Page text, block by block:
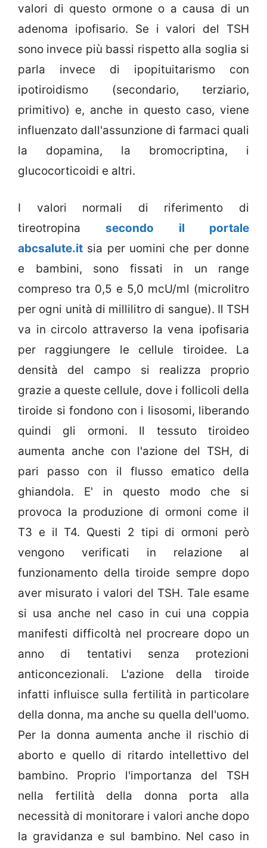
valori di questo ormone o a causa di un
adenoma ipofisario. Se i valori del TSH
sono invece più bassi rispetto alla soglia si
parla invece di ipopituitarismo con
ipotiroidismo (secondario, terziario,
primitivo) e, anche in questo caso, viene
influenzato dall'assunzione di farmaci quali
la dopamina, la bromocriptina, i
glucocorticoidi e altri.
I valori normali di riferimento di
tireotropinasecondo il portale
abcsalute.it sia per uomini che per donne
e bambini, sono fissati in un range
compreso tra 0,5 e 5,0 mcU/ml (microlitro
per ogni unità di millilitro di sangue). Il TSH
va in circolo attraverso la vena ipofisaria
per raggiungere le cellule tiroidee. La
densità del campo si realizza proprio
grazie a queste cellule, dove i follicoli della
tiroide si fondono con i lisosomi, liberando
quindi gli ormoni. Il tessuto tiroideo
aumenta anche con l'azione del TSH, di
pari passo con il flusso ematico della
ghiandola. E' in questo modo che si
provoca la produzione di ormoni come il
T3 e il T4. Questi 2 tipi di ormoni però
vengono verificati in relazione al
funzionamento della tiroide sempre dopo
aver misurato i valori del TSH. Tale esame
si usa anche nel caso in cui una coppia
manifesti difficoltà nel procreare dopo un
anno di tentativi senza protezioni
anticoncezionali. L'azione della tiroide
infatti influisce sulla fertilità in particolare
della donna, ma anche su quella dell'uomo.
Per la donna aumenta anche il rischio di
aborto e quello di ritardo intellettivo del
bambino. Proprio l'importanza del TSH
nella fertilità della donna porta alla
necessità di monitorare i valori anche dopo
la gravidanza e sul bambino. Nel caso in